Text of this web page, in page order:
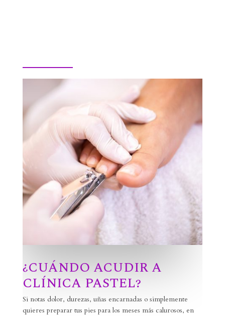
¿CUÁNDO ACUDIR A
CLÍNICA PASTEL?
Si notas dolor, durezas, uñas encarnadas o simplemente
quieres preparar tus pies para los meses más calurosos, en